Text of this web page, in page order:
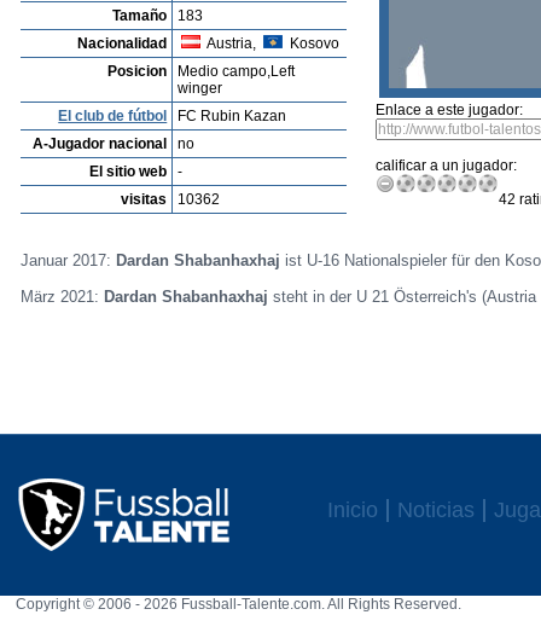
Tamaño
183
Nacionalidad
Austria,
Kosovo
Posicion
Medio campo,Left
winger
El club de fútbol
FC Rubin Kazan
A-Jugador nacional
no
El sitio web
-
visitas
10362
Enlace a este jugador:
calificar a un jugador:
42
Januar 2017: Dardan Shabanhaxhaj ist U-16 Nationalspieler für den
März 2021: Dardan Shabanhaxhajsteht in der U 21 Österreich's
Inicio Noticias
Copyright © 2006 - 2026 Fussball-Talente.com. All Rights Reserved.